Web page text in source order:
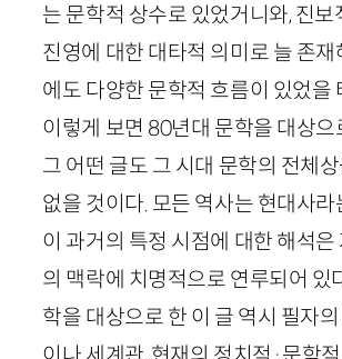
는 문학적 상수로 있었거니와, 진보
진영에 대한 대타적 의미로 늘 존재
에도 다양한 문학적 흐름이 있었을
이렇게 보면 80년대 문학을 대상
그 어떤 글도 그 시대 문학의 전체
없을 것이다. 모든 역사는 현대사라
이 과거의 특정 시점에 대한 해석은
의 맥락에 치명적으로 연루되어 있
학을 대상으로 한 이 글 역시 필자